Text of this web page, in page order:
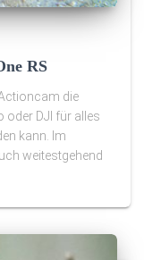
RS
die
oder DJI für alles
kann. Im
weitestgehend